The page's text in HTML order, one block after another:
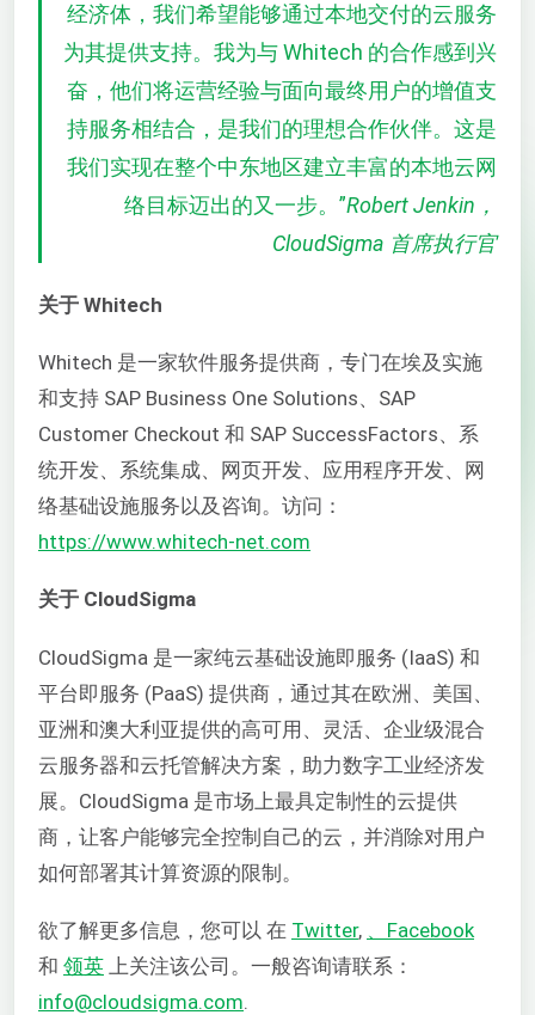
经济体，我们希望能够通过本地交付的云服务
为其提供支持。我为与 Whitech 的合作感到兴
奋，他们将运营经验与面向最终用户的增值支
持服务相结合，是我们的理想合作伙伴。这是
我们实现在整个中东地区建立丰富的本地云网
络目标迈出的又一步。 ”Robert Jenkin，
CloudSigma 首席执行官
关于 Whitech
Whitech 是一家软件服务提供商，专门在埃及实施
和支持 SAP Business One Solutions、SAP
Customer Checkout 和 SAP SuccessFactors、系
统开发、系统集成、网页开发、应用程序开发、网
络基础设施服务以及咨询。访问：
https://www.whitech-net.com
关于 CloudSigma
CloudSigma 是一家纯云基础设施即服务 (IaaS) 和
平台即服务 (PaaS) 提供商，通过其在欧洲、美国、
亚洲和澳大利亚提供的高可用、灵活、企业级混合
云服务器和云托管解决方案，助力数字工业经济发
展。CloudSigma 是市场上最具定制性的云提供
商，让客户能够完全控制自己的云，并消除对用户
如何部署其计算资源的限制。
欲了解更多信息，您可以 在 Twitter, 、Facebook
和 领英 上关注该公司。一般咨询请联系：
info@cloudsigma.com.